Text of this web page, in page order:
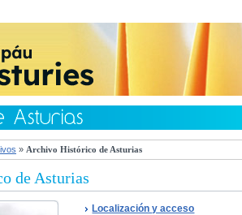
» Archivo Histórico de Asturias
de Asturias
Localización y acceso